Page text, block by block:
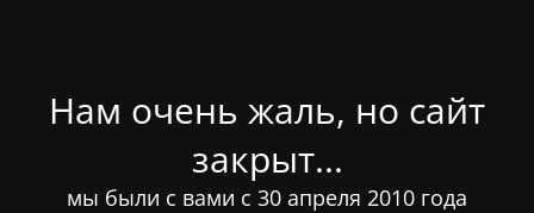
Нам очень жаль, но сайт
закрыт...
мы были с вами с 30 апреля 2010 года